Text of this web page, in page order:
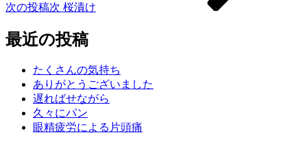
次の投稿次 桜漬け
最近の投稿
たくさんの気持ち
ありがとうございました
遅ればせながら
久々にパン
眼精疲労による片頭痛